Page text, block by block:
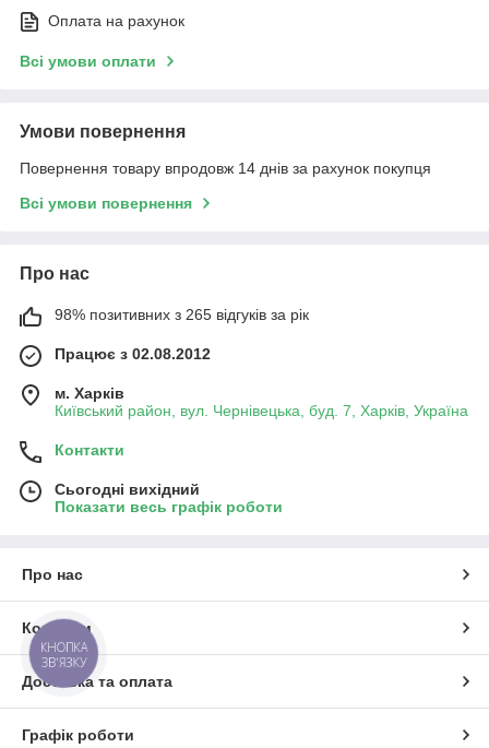
Оплата на рахунок
Всі умови оплати
Умови повернення
Повернення товару впродовж 14 днів за рахунок покупця
Всі умови повернення
Про нас
98% позитивних з 265 відгуків за рік
Працює з 02.08.2012
м. Харків
Київський район, вул. Чернівецька, буд. 7, Харків, Україна
Контакти
Сьогодні вихідний
Показати весь графік роботи
Про нас
Контакти
Доставка та оплата
Графік роботи
КНОПКА
ЗВ'ЯЗКУ